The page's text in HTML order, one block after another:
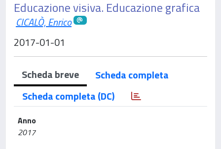
Educazione visiva. Educazione grafica
CICALÒ, Enrico
2017-01-01
Scheda breve
Scheda completa
Scheda completa (DC)
Anno
2017